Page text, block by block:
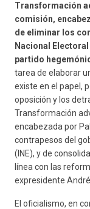
Transformación
comisión,
de eliminar los
Nacional
partido
tarea de elaborar
existe en el papel,
oposición y los
Transformación
encabezada por
contrapesos del
(INE), y de
línea con las
expresidente
El oficialismo, en